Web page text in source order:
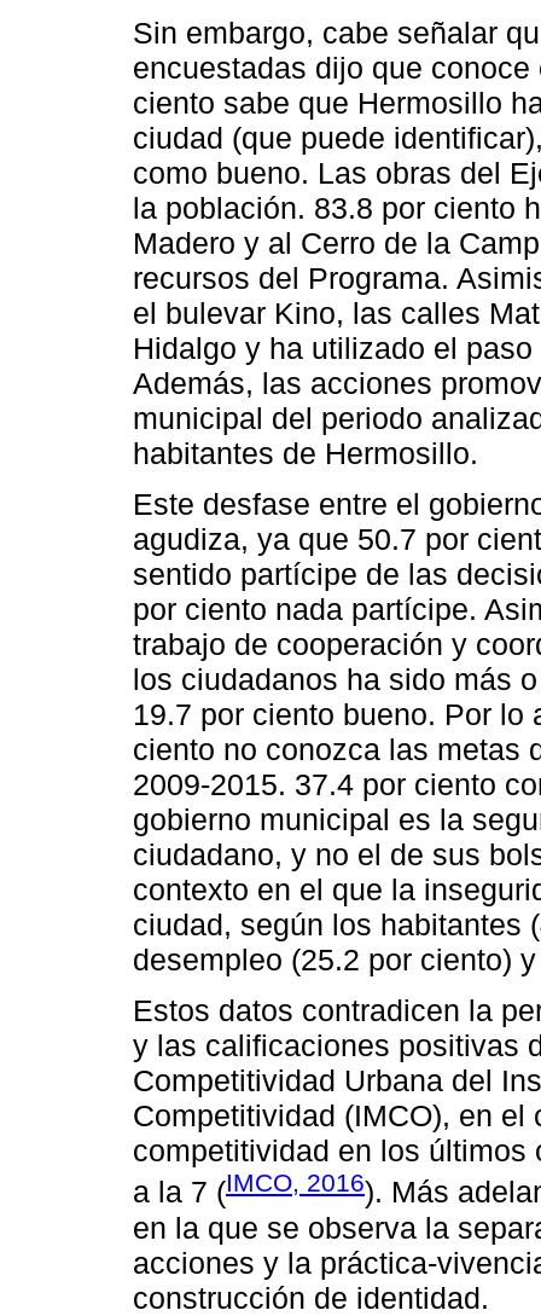
Sin embargo, cabe señalar
encuestadas dijo que
ciento sabe que Hermosillo
ciudad (que puede
como bueno. Las obras del
la población. 83.8 por ciento
Madero y al Cerro de la
recursos del Programa.
el bulevar Kino, las calles
Hidalgo y ha utilizado el
Además, las acciones
municipal del periodo
habitantes de Hermosillo.
Este desfase entre el
agudiza, ya que 50.7 por
sentido partícipe de las
por ciento nada partícipe.
trabajo de cooperación y
los ciudadanos ha sido más
19.7 por ciento bueno. Por lo
ciento no conozca las metas
2009-2015. 37.4 por ciento
gobierno municipal es la
ciudadano, y no el de sus
contexto en el que la
ciudad, según los habitantes
desempleo (25.2 por ciento)
Estos datos contradicen la
y las calificaciones positivas
Competitividad Urbana del
Competitividad (IMCO), en
competitividad en los
a la 7 (IMCO, 2016). Más
en la que se observa la
acciones y la práctica-
construcción de identidad.